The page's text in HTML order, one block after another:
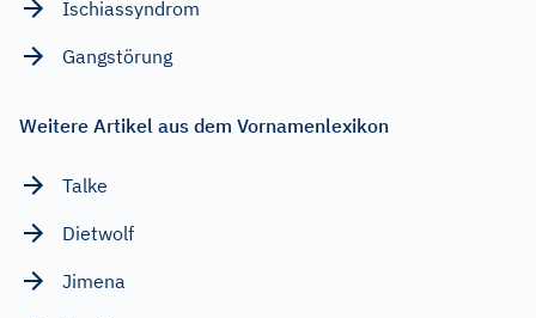
Ischiassyndrom
Gangstörung
Weitere Artikel aus dem Vornamenlexikon
Talke
Dietwolf
Jimena